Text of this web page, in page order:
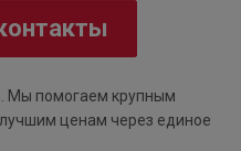
Мы помогаем крупным
ценам через единое